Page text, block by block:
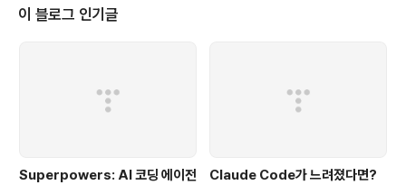
ey PDF to Image라는 프로그램을 찾았습니다. 몇 가지
테스트해 본 결과를 정리해 봅니다. 사용방법 1. Open PD
이 블로그 인기글
Superpowers: AI 코딩 에이전
Claude Code가 느려졌다면?